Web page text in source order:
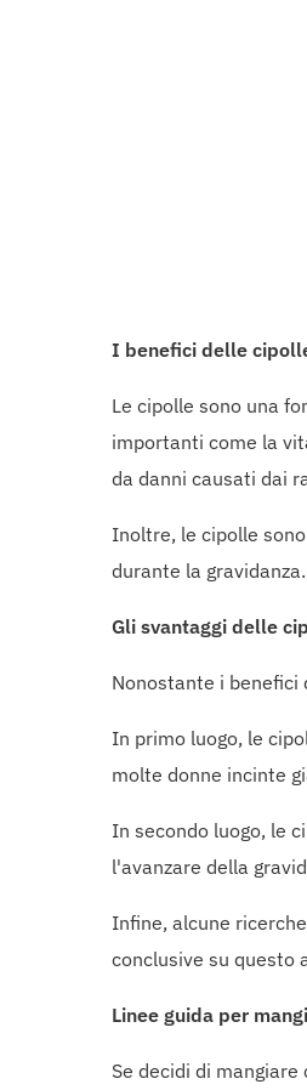
I benefici delle
Le cipolle sono una
importanti come la
da danni causati dai
Inoltre, le cipolle
durante la gravidanza.
Gli svantaggi delle
Nonostante i benefici
In primo luogo, le
molte donne incinte
In secondo luogo, le
l'avanzare della
Infine, alcune
conclusive su questo
Linee guida per
Se decidi di